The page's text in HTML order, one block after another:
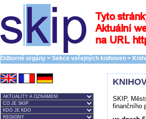
Odborné orgány > Sekce veřejných knihoven >
SKIP,
finančního